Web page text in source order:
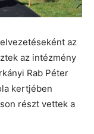
az
az intézmény
Rab Péter
kertjében
részt vettek a